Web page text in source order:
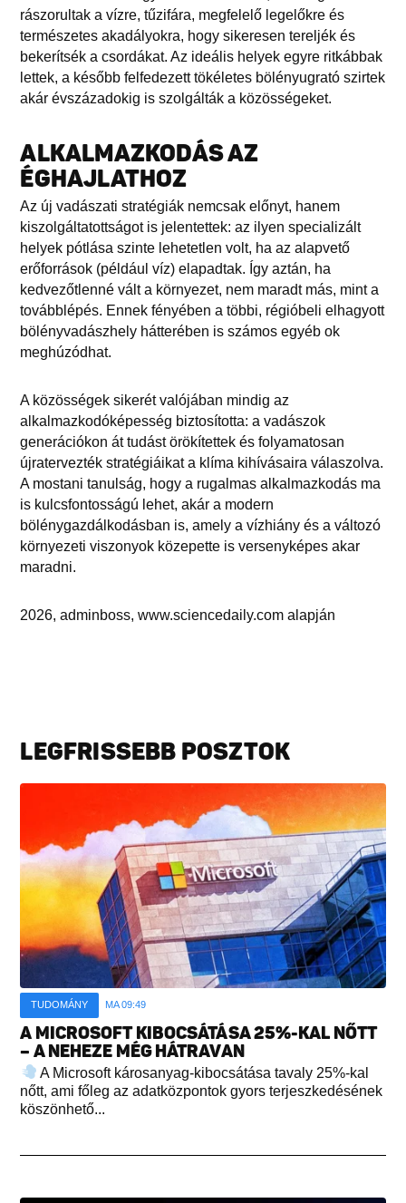
rászorultak a vízre, tűzifára, megfelelő legelőkre és
természetes akadályokra, hogy sikeresen tereljék és
bekerítsék a csordákat. Az ideális helyek egyre ritkábbak
lettek, a később felfedezett tökéletes bölényugrató szirtek
akár évszázadokig is szolgálták a közösségeket.
ALKALMAZKODÁS AZ
ÉGHAJLATHOZ
Az új vadászati stratégiák nemcsak előnyt, hanem
kiszolgáltatottságot is jelentettek: az ilyen specializált
helyek pótlása szinte lehetetlen volt, ha az alapvető
erőforrások (például víz) elapadtak. Így aztán, ha
kedvezőtlenné vált a környezet, nem maradt más, mint a
továbblépés. Ennek fényében a többi, régióbeli elhagyott
bölényvadászhely hátterében is számos egyéb ok
meghúzódhat.
A közösségek sikerét valójában mindig az
alkalmazkodóképesség biztosította: a vadászok
generációkon át tudást örökítettek és folyamatosan
újratervezték stratégiáikat a klíma kihívásaira válaszolva.
A mostani tanulság, hogy a rugalmas alkalmazkodás ma
is kulcsfontosságú lehet, akár a modern
bölénygazdálkodásban is, amely a vízhiány és a változó
környezeti viszonyok közepette is versenyképes akar
maradni.
2026, adminboss, www.sciencedaily.com alapján
LEGFRISSEBB POSZTOK
TUDOMÁNY MA 09:49
A MICROSOFT KIBOCSÁTÁSA 25%-KAL NŐTT
– A NEHEZE MÉG HÁTRAVAN
A Microsoft károsanyag-kibocsátása tavaly 25%-kal
nőtt, ami főleg az adatközpontok gyors terjeszkedésének
köszönhető...